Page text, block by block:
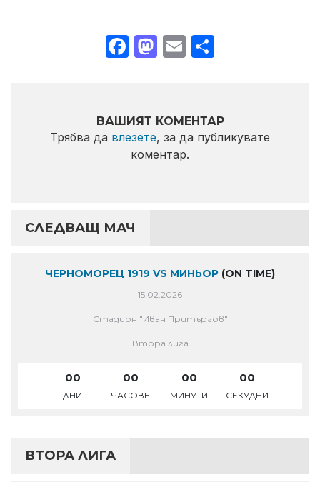
Facebook
Mastodon
Email
ВАШИЯТ КОМЕНТАР
Трябва да влезете, за да публикувате
коментар.
СЛЕДВАЩ МАЧ
ЧЕРНОМОРЕЦ 1919 VS МИНЬОР (ON TIME)
15.02.2026
Стадион "Иван Притъргов"
Втора лига
00
ДНИ
00
ЧАСОВЕ
00
МИНУТИ
00
СЕКУДНИ
ВТОРА ЛИГА